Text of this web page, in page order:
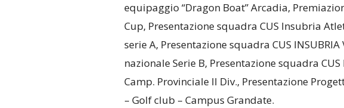
equipaggio “Dragon Boat” Arcadia,
Cup, Presentazione squadra CUS Insubria
serie A, Presentazione squadra CUS
nazionale Serie B, Presentazione squadra
Camp. Provinciale II Div., Presentazione
– Golf club – Campus Grandate.